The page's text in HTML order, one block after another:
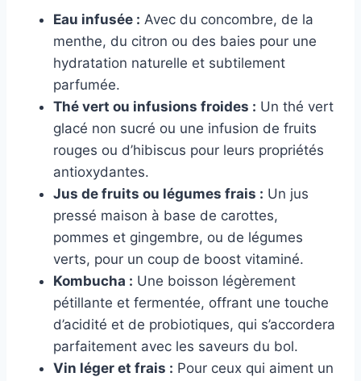
Eau infusée : Avec du concombre, de la
menthe, du citron ou des baies pour une
hydratation naturelle et subtilement
parfumée.
Thé vert ou infusions froides : Un thé vert
glacé non sucré ou une infusion de fruits
rouges ou d’hibiscus pour leurs propriétés
antioxydantes.
Jus de fruits ou légumes frais : Un jus
pressé maison à base de carottes,
pommes et gingembre, ou de légumes
verts, pour un coup de boost vitaminé.
Kombucha : Une boisson légèrement
pétillante et fermentée, offrant une touche
d’acidité et de probiotiques, qui s’accordera
parfaitement avec les saveurs du bol.
Vin léger et frais : Pour ceux qui aiment un